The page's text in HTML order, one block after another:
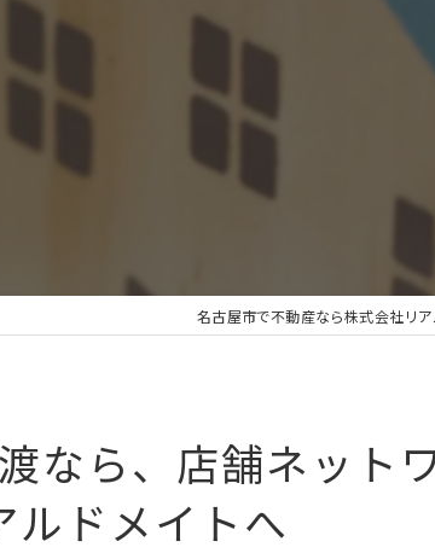
高級賃貸
名古屋市で不動産なら株式会社リ
なら、店舗ネット
ドメイトへ